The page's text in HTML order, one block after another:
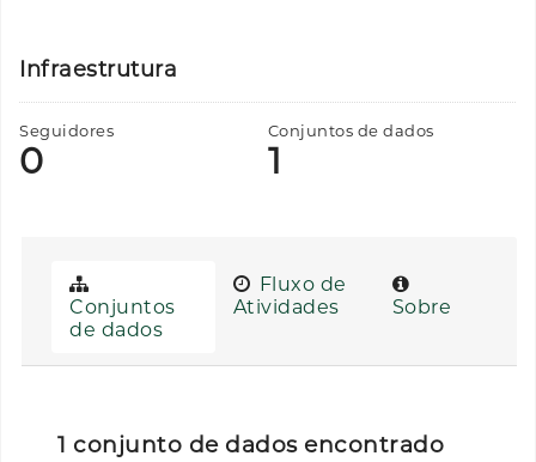
Infraestrutura
Seguidores
0
Conjuntos de dados
1
Conjuntos
de dados
Fluxo de
Atividades
Sobre
1 conjunto de dados encontrado